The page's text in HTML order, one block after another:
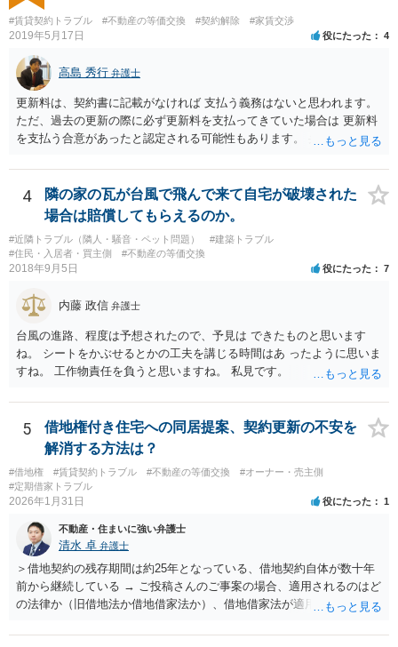
#賃貸契約トラブル #不動産の等価交換 #契約解除 #家賃交渉
2019年5月17日 役にたった 4
高島 秀行 弁護士
更新料は、契約書に記載がなければ 支払う義務はないと思われます。
ただ、過去の更新の際に必ず更新料を支払ってきていた場合は 更新料
を支払う合意があったと認定される可能性もあります。 弁護士に面談
4
隣の家の瓦が台風で飛んで来て自宅が破壊された
場合は賠償してもらえるのか。
#近隣トラブル（隣人・騒音・ペット問題）
#建築トラブル
#住民・入居者・買主側
#不動産の等価交換
2018年9月5日 役にたった 7
内藤 政信 弁護士
台風の進路、程度は予想されたので、予見は できたものと思います
ね。 シートをかぶせるとかの工夫を講じる時間はあ ったように思いま
すね。 工作物責任を負うと思いますね。 私見です。
5
借地権付き住宅への同居提案、契約更新の不安を
解消する方法は？
#借地権 #賃貸契約トラブル #不動産の等価交換
#オーナー・売主側
#定期借家トラブル
2026年1月31日 役にたった 1
不動産・住まいに強い弁護士
清水 卓 弁護士
＞借地契約の残存期間は約25年となっている、借地契約自体が数十年
前から継続している → ご投稿さんのご事案の場合、適用されるのはど
の法律か（旧借地法か借地借家法か）、借地借家法が適用される場合
ないことを前提とする契約か、借地借家法の更新に関する規定の適用